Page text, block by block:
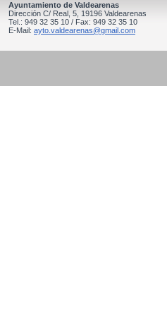
Ayuntamiento de Valdearenas
Dirección C/ Real, 5, 19196 Valdearenas
Tel.: 949 32 35 10 / Fax: 949 32 35 10
E-Mail: ayto.valdearenas@gmail.com